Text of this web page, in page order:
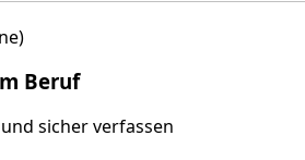
Beruf
sicher verfassen